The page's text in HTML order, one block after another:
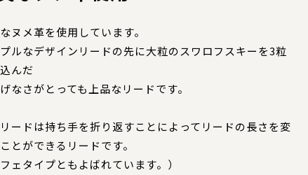
ヌメ革を使用しています。
ルなデザインリードの先に大粒のスワロフスキーを3粒
んだ
なさがとっても上品なリードです。
ードは持ち手を折り返すことによってリードの長さを変
とができるリードです。
ェタイプともよばれています。）